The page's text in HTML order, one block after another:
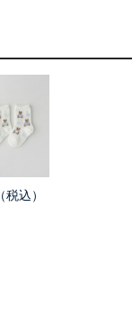
（税込）